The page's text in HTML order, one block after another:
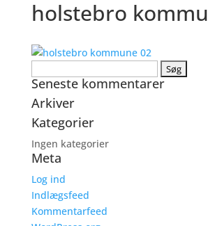
holstebro
efter:
Seneste kommentarer
Arkiver
Kategorier
Ingen kategorier
Meta
Log ind
Indlægsfeed
Kommentarfeed